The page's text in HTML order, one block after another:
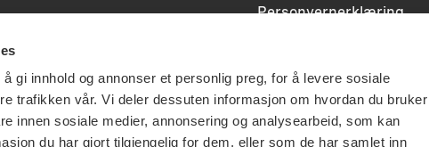
gi innhold og annonser et personlig preg, for å levere sosiale
trafikken vår. Vi deler dessuten informasjon om hvordan du bruker
innen sosiale medier, annonsering og analysearbeid, som kan
du har gjort tilgjengelig for dem, eller som de har samlet inn
Personvernerklæring
Last ned logo